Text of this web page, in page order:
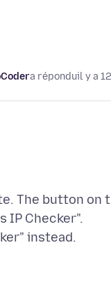
a réponduil y a
The button on
IP Checker".